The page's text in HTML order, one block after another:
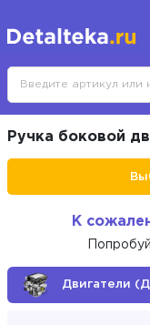
Ручка боковой
К
Двигатели